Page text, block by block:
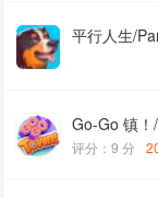
平行人生/
Go-Go 镇
评分：9 分